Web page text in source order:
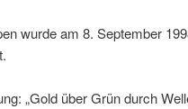
wurde am 8. September
„Gold über Grün durch